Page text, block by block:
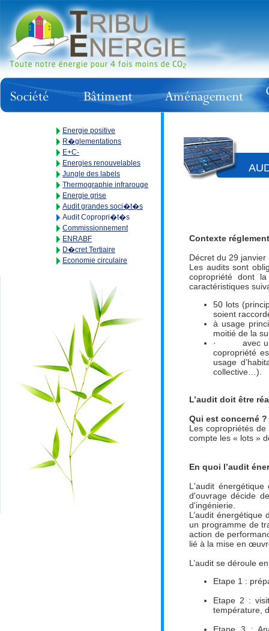
Energie positive
R�glementations
E+C-
Energies renouvelables
Jungle des labels
Thermographie infrarouge
Energie grise
Audit grandes soci�t�s
Audit Copropri�t�s
Commissionnement
ENRABF
D�cret Tertiaire
Economie circulaire
Contexte
Décret du 29
Les audits sont
copropriété dont
caractéristiques
50 lots
soient
à usage
moitié de la
· avec une
copropriété
usage
collective…).
L’audit doit être
Qui est concerné ?
Les copropriétés
compte les « lots »
En quoi l’audit
L'audit
d'ouvrage décide
d'ingénierie.
L’audit
un programme de
action de
lié à la mise en
L’audit se déroule
Etape 1 :
Etape 2 :
température,